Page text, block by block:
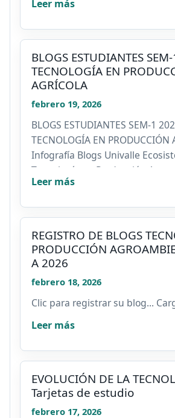
Leer más
BLOGS ESTUDIANTES
TECNOLOGÍA EN
AGRÍCOLA
febrero 19, 2026
BLOGS ESTUDIANTES SEM-1
TECNOLOGÍA EN PRODUCCIÓN
Infografía Blogs Univalle
Tecnología en Producción
Leer más
REGISTRO DE BLOGS
PRODUCCIÓN
A 2026
febrero 18, 2026
Clic para registrar su blog...
Leer más
EVOLUCIÓN DE LA
Tarjetas de estudio
febrero 17, 2026